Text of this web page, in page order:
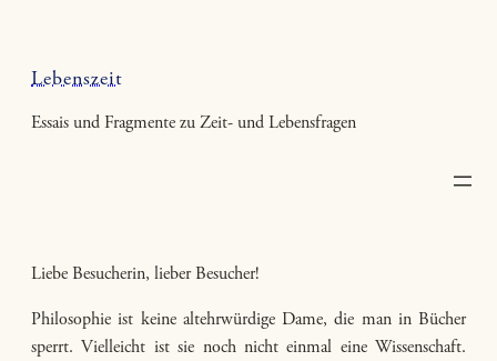
springen
Lebenszeit
Essais und Fragmente zu Zeit- und Lebensfragen
Liebe Besucherin, lieber Besucher!
Philosophie ist keine altehrwürdige Dame, die man in Bücher
sperrt. Vielleicht ist sie noch nicht einmal eine Wissenschaft.